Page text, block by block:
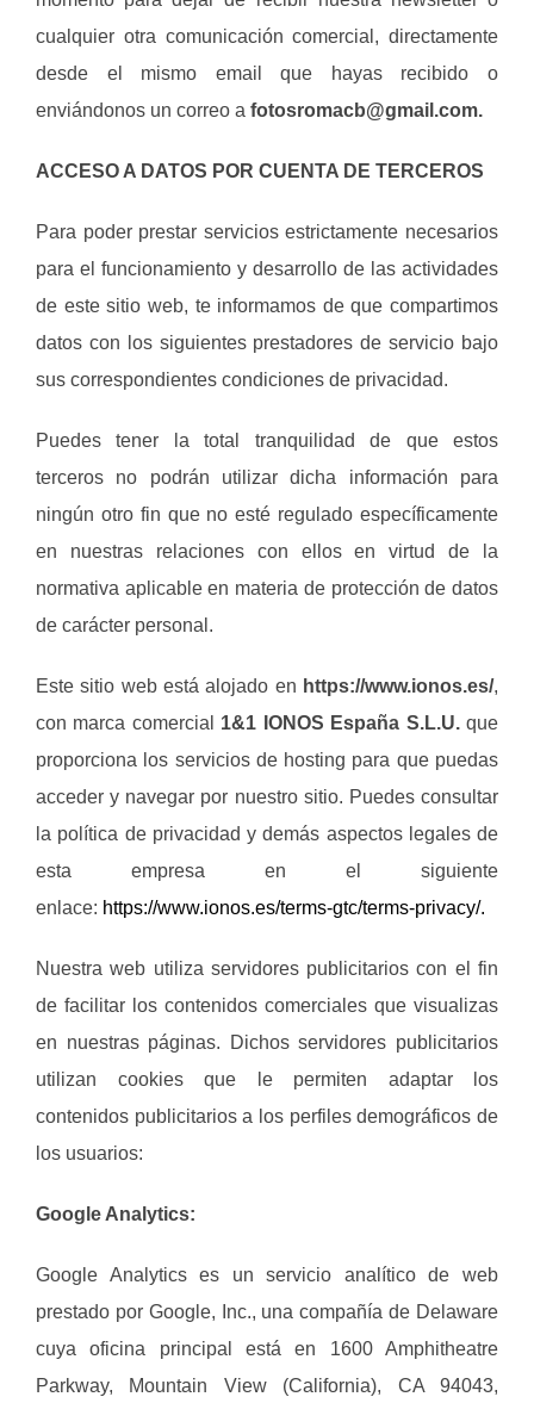
cualquier otra comunicación comercial, directamente
desde el mismo email que hayas recibido o
enviándonos un correo a fotosromacb@gmail.com.
ACCESO A DATOS POR CUENTA DE TERCEROS
Para poder prestar servicios estrictamente necesarios
para el funcionamiento y desarrollo de las actividades
de este sitio web, te informamos de que compartimos
datos con los siguientes prestadores de servicio bajo
sus correspondientes condiciones de privacidad.
Puedes tener la total tranquilidad de que estos
terceros no podrán utilizar dicha información para
ningún otro fin que no esté regulado específicamente
en nuestras relaciones con ellos en virtud de la
normativa aplicable en materia de protección de datos
de carácter personal.
Este sitio web está alojado en https://www.ionos.es/,
con marca comercial 1&1 IONOS España S.L.U.que
proporciona los servicios de hosting para que puedas
acceder y navegar por nuestro sitio. Puedes consultar
la política de privacidad y demás aspectos legales de
esta empresa en el siguiente
enlace: https://www.ionos.es/terms-gtc/terms-privacy/.
Nuestra web utiliza servidores publicitarios con el fin
de facilitar los contenidos comerciales que visualizas
en nuestras páginas. Dichos servidores publicitarios
utilizan cookies que le permiten adaptar los
contenidos publicitarios a los perfiles demográficos de
los usuarios:
Google Analytics:
Google Analytics es un servicio analítico de web
prestado por Google, Inc., una compañía de Delaware
cuya oficina principal está en 1600 Amphitheatre
Parkway, Mountain View (California), CA 94043,